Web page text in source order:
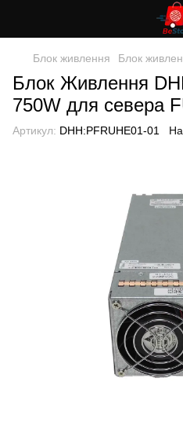
Блок живлення Блок
Блок Живлення
750W для севера
Артикул: DHH:PFRUHE01-01